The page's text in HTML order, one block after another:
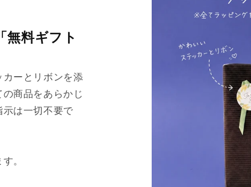
無料ギフト
ーとリボンを添
商品をあらかじ
は一切不要で
。